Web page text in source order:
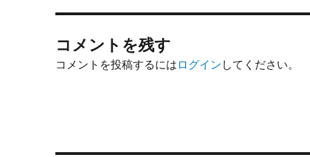
コメントを残す
コメントを投稿するには ログイン してください。